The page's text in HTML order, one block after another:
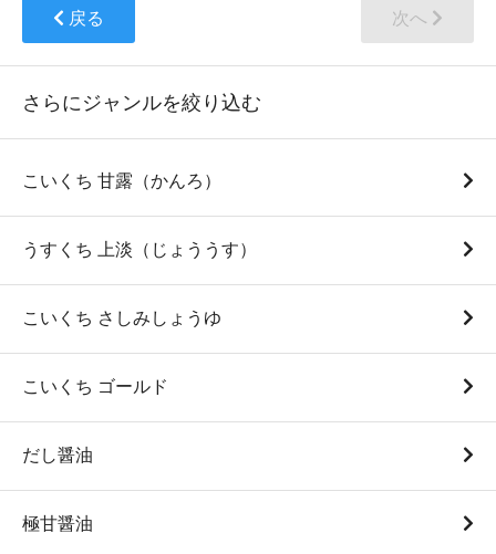
戻る 次へ
さらにジャンルを絞り込む
こいくち 甘露（かんろ）
うすくち 上淡（じょううす）
こいくち さしみしょうゆ
こいくち ゴールド
だし醤油
極甘醤油